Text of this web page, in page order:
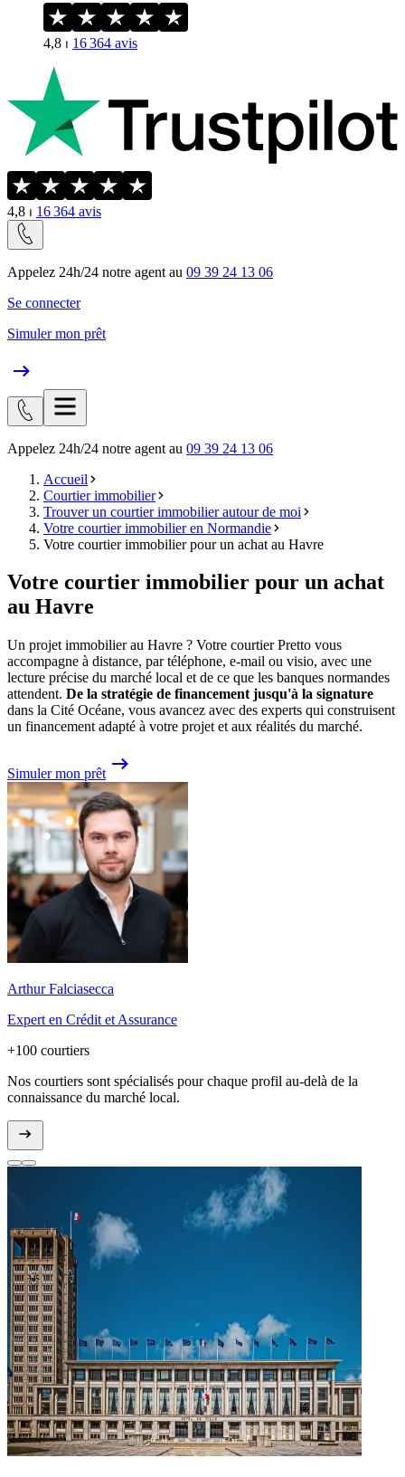
4,8 ⏐ 16 364 avis
4,8 ⏐ 16 364 avis
Appelez 24h/24 notre agent au 09 39 24 13 06
Se connecter
Simuler mon prêt
Appelez 24h/24 notre agent au 09 39 24 13 06
Accueil
Courtier immobilier
Trouver un courtier immobilier autour de moi
Votre courtier immobilier en Normandie
Votre courtier immobilier pour un achat au Havre
Votre courtier immobilier pour un achat
au Havre
Un projet immobilier au Havre ? Votre courtier Pretto vous
accompagne à distance, par téléphone, e-mail ou visio, avec une
lecture précise du marché local et de ce que les banques normandes
attendent. De la stratégie de financement jusqu'à la signature
dans la Cité Océane, vous avancez avec des experts qui construisent
un financement adapté à votre projet et aux réalités du marché.
Simuler mon prêt
Arthur Falciasecca
Expert en Crédit et Assurance
+100 courtiers
Nos courtiers sont spécialisés pour chaque profil au-delà de la
connaissance du marché local.